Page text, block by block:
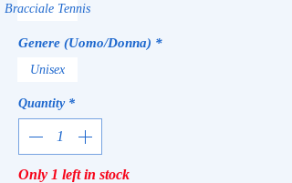
Bracciale Tennis
Genere (Uomo/Donna) *
Unisex
Quantity *
Only 1 left in stock